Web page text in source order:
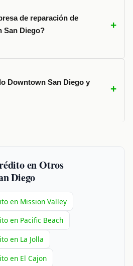
de reparación de
San Diego?
Downtown San Diego y
en Otros
Diego
en Mission Valley
en Pacific Beach
en La Jolla
en El Cajon